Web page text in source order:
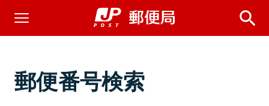
郵便番号検索